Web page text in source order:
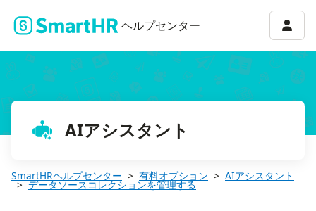
ヘルプセンター アカ
AIアシスタント
SmartHRヘルプセンター 有料オプション AIアシスタント
データソースコレクションを管理する